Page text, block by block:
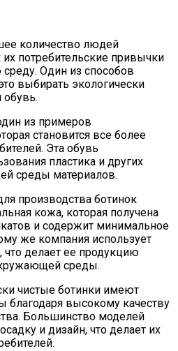
количество людей
потребительские привычки
Один из способов
выбирать экологически
из примеров
становится все более
Эта обувь
пластика и других
среды материалов.
производства ботинок
кожа, которая получена
и содержит минимальное
же компания использует
что делает ее продукцию
среды.
чистые ботинки имеют
благодаря высокому качеству
Большинство моделей
и дизайн, что делает их